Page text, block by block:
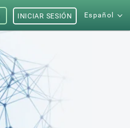
Español
INICIAR SESIÓN